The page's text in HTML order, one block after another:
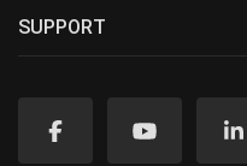
SUPPORT